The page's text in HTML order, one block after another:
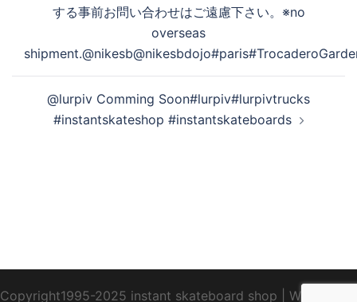
する事前お問い合わせはご遠慮下さい。※no
overseas
@lurpiv Comming Soon#lurpiv#lurpivtrucks
#instantskateshop #instantskateboards
Copyright1995-2025 instant skateboard shop WebDesign